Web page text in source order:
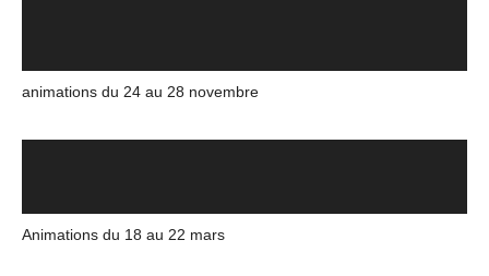
animations du 24 au 28 novembre
Animations du 18 au 22 mars